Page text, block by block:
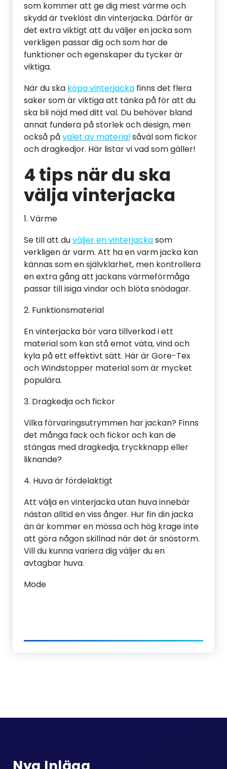
som kommer att ge dig mest värme och
skydd är tveklöst din vinterjacka. Därför är
det extra viktigt att du väljer en jacka som
verkligen passar dig och som har de
funktioner och egenskaper du tycker är
viktiga.
När du ska köpa vinterjacka finns det flera
saker som är viktiga att tänka på för att du
ska bli nöjd med ditt val. Du behöver bland
annat fundera på storlek och design, men
också påvalet av materialsåväl som fickor
och dragkedjor. Här listar vi vad som gäller!
4 tips när du ska
välja vinterjacka
1. Värme
Se till att duväljer en vinterjackasom
verkligen är varm. Att ha en varm jacka kan
kännas som en självklarhet, men kontrollera
en extra gång att jackans värmeförmåga
passar till isiga vindar och blöta snödagar.
2. Funktionsmaterial
En vinterjacka bör vara tillverkad i ett
material som kan stå emot väta, vind och
kyla på ett effektivt sätt. Här är Gore-Tex
och Windstopper material som är mycket
populära.
3. Dragkedja och fickor
Vilka förvaringsutrymmen har jackan? Finns
det många fack och fickor och kan de
stängas med dragkedja, tryckknapp eller
liknande?
4. Huva är fördelaktigt
Att välja en vinterjacka utan huva innebär
nästan alltid en viss ånger. Hur fin din jacka
än är kommer en mössa och hög krage inte
att göra någon skillnad när det är snöstorm.
Vill du kunna variera dig väljer du en
avtagbar huva.
Mode